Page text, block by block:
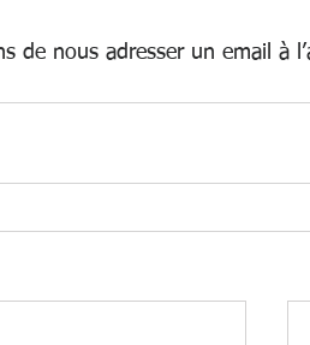
de nous adresser un email à